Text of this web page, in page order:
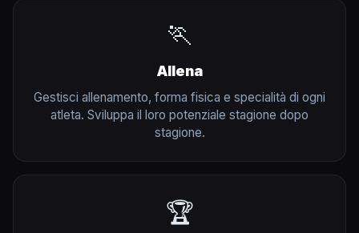
🏃
Allena
Gestisci allenamento, forma fisica e specialità di ogni
atleta. Sviluppa il loro potenziale stagione dopo
stagione.
🏆